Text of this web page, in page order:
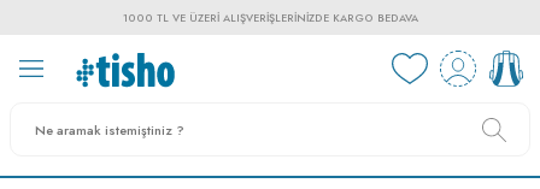
1000 TL VE ÜZERI ALIŞVERIŞLERINIZDE KARGO BEDAVA